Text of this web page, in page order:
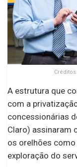
A estrutura que
com a
concessionárias
Claro) assinaram
os orelhões
exploração do